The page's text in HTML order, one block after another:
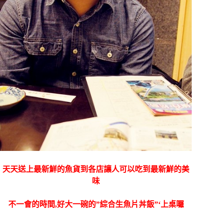
天天送上最新鮮的魚貨到各店讓人可以吃到最新鮮的美
味
不一會的時間,好大一碗的”綜合生魚片丼飯”‘上桌囉